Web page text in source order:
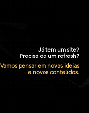
Já tem um site?
Precisa de um refresh?
Vamos pensar em novas ideias
e novos conteúdos.